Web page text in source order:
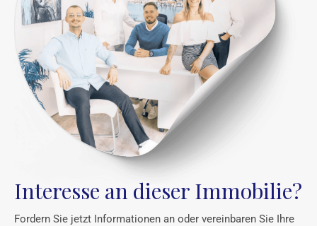
Interesse an dieser Immobilie?
Fordern Sie jetzt Informationen an oder vereinbaren Sie Ihre